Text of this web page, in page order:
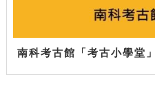
南科考古館「考古小學堂